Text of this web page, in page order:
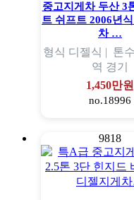
중고지게차 두산 3
트 쉬프트 2006년식
차 …
형식 디젤식 | 톤수
역 경기
1,450만원
no.18996
9818